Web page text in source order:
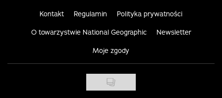
Kontakt Regulamin Polityka prywatności
O towarzystwie National Geographic Newsletter
Moje zgody